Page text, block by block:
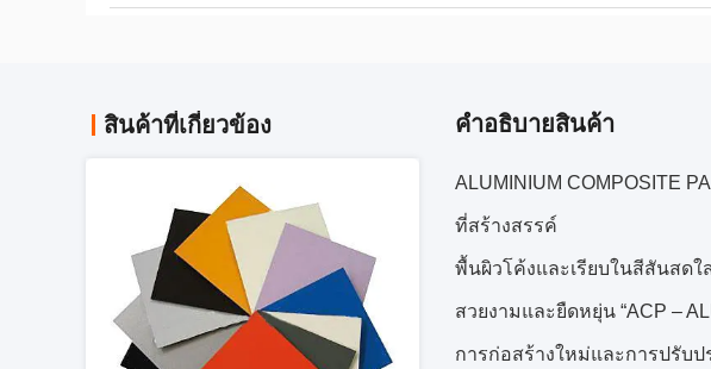
สินค้าที่เกี่ยวข้อง คําอธิบายสินค้า
ALUMINIUM COMPOSITE
ที่สร้างสรรค์
พื้นผิวโค้งและเรียบในสีสันสด
สวยงามและยืดหยุ่น “ACP –
การก่อสร้างใหม่และการปรับป